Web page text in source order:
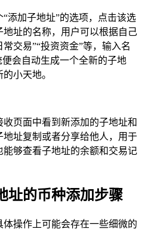
添加子地址”的选项，点击该选
址的名称，用户可以根据自己
交易”“投资资金”等，输入名
会自动生成一个全新的子地
小天地。
页面中看到新添加的子地址和
址复制或者分享给他人，用于
够查看子地址的余额和交易记
址的币种添加步骤
操作上可能会存在一些细微的